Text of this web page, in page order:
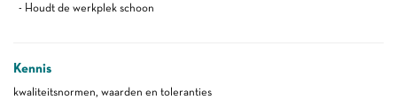
- Houdt de werkplek schoon
Kennis
kwaliteitsnormen, waarden en toleranties